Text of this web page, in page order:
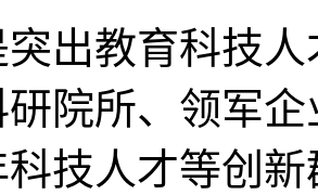
教育科技人
院所、领军
科技人才等创